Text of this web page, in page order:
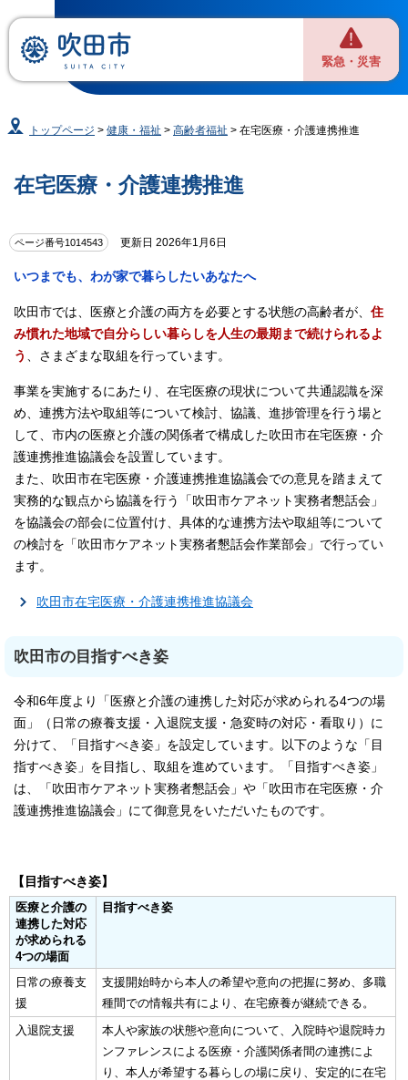
緊急・災害
トップページ >健康・福祉 >高齢者福祉 > 在宅医療・介護連携推進
在宅医療・介護連携推進
ページ番号1014543 更新日 2026年1月6日
いつまでも、わが家で暮らしたいあなたへ
吹田市では、医療と介護の両方を必要とする状態の高齢者が、 住
み慣れた地域で自分らしい暮らしを人生の最期まで続けられるよ
う 、さまざまな取組を行っています。
事業を実施するにあたり、在宅医療の現状について共通認識を深
め、連携方法や取組等について検討、協議、進捗管理を行う場と
して、市内の医療と介護の関係者で構成した吹田市在宅医療・介
護連携推進協議会を設置しています。
また、吹田市在宅医療・介護連携推進協議会での意見を踏まえて
実務的な観点から協議を行う「吹田市ケアネット実務者懇話会」
を協議会の部会に位置付け、具体的な連携方法や取組等について
の検討を「吹田市ケアネット実務者懇話会作業部会」で行ってい
ます。
吹田市在宅医療・介護連携推進協議会
吹田市の目指すべき姿
令和6年度より「医療と介護の連携した対応が求められる4つの場
面」（日常の療養支援・入退院支援・急変時の対応・看取り）に
分けて、「目指すべき姿」を設定しています。以下のような「目
指すべき姿」を目指し、取組を進めています。「目指すべき姿」
は、「吹田市ケアネット実務者懇話会」や「吹田市在宅医療・介
護連携推進協議会」にて御意見をいただいたものです。
【目指すべき姿】
医療と介護の
連携した対応
が求められる
4つの場面
目指すべき姿
日常の療養支
援
支援開始時から本人の希望や意向の把握に努め、多職
種間での情報共有により、在宅療養が継続できる。
入退院支援
本人や家族の状態や意向について、入院時や退院時カ
ンファレンスによる医療・介護関係者間の連携によ
り、本人が希望する暮らしの場に戻り、安定的に在宅